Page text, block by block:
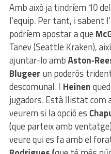
Amb això ja tindríem 10
l’equip. Per tant, i sabent
podríem apostar a que
Tanev (Seattle Kraken),
ajuntar-lo ambAston-
Blugeerun poderós
descomunal. I Heinen
jugadors. Està llistat com
veurem si la opció es
(que parteix amb
veure qui es fa amb el